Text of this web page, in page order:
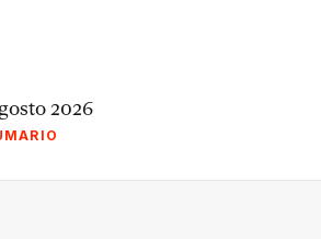
2026